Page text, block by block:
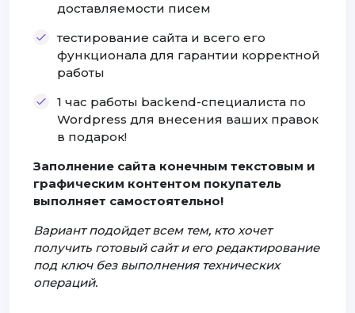
доставляемости писем
тестирование сайта и всего его
функционала для гарантии корректной
работы
1 час работы backend-специалиста по
Wordpress для внесения ваших правок
в подарок!
Заполнение сайта конечным текстовым и
графическим контентом покупатель
выполняет самостоятельно!
Вариант подойдет всем тем, кто хочет
получить готовый сайт и его редактирование
под ключ без выполнения технических
операций.